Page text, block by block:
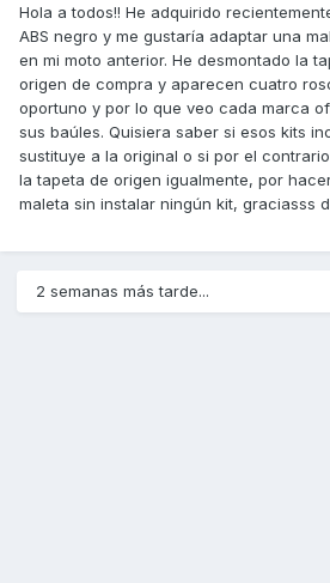
Hola a todos!! He adquirido
ABS negro y me gustaría adaptar una
en mi moto anterior. He desmontado la
origen de compra y aparecen cuatro
oportuno y por lo que veo cada marca
sus baúles. Quisiera saber si esos kits
sustituye a la original o si por el
la tapeta de origen igualmente, por
maleta sin instalar ningún kit, graciasss
2 semanas más tarde...